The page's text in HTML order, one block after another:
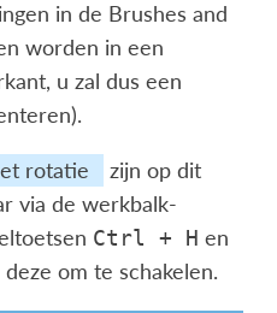
in de Brushes and
worden in een
u zal dus een
rotatie
zijn op dit
via de werkbalk-
Ctrl + H en
om te schakelen.